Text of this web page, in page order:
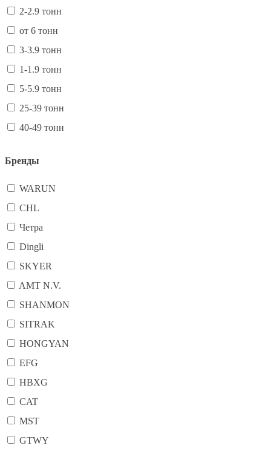
2-2.9 тонн
от 6 тонн
3-3.9 тонн
1-1.9 тонн
5-5.9 тонн
25-39 тонн
40-49 тонн
Бренды
WARUN
CHL
Четра
Dingli
SKYER
AMT N.V.
SHANMON
SITRAK
HONGYAN
EFG
HBXG
CAT
MST
GTWY